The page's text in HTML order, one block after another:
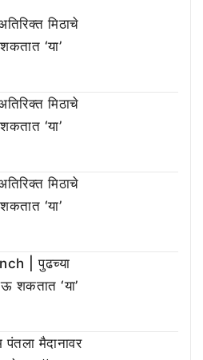
मिठाचे
‘या’
मिठाचे
‘या’
मिठाचे
‘या’
| पुढच्या
शकतात ‘या’
मैदानावर